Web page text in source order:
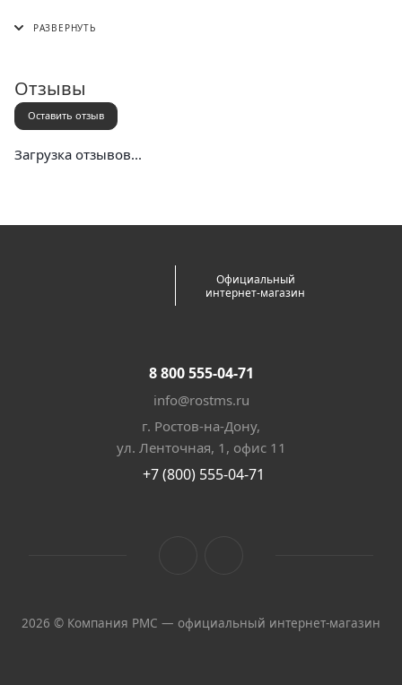
Отзывы
Оставить отзыв
Загрузка отзывов...
Официальный
интернет-магазин
8 800 555-04-71
info@rostms.ru
г. Ростов-на-Дону,
ул. Ленточная, 1, офис 11
+7 (800) 555-04-71
2026 © Компания РМС — официальный интернет-магазин